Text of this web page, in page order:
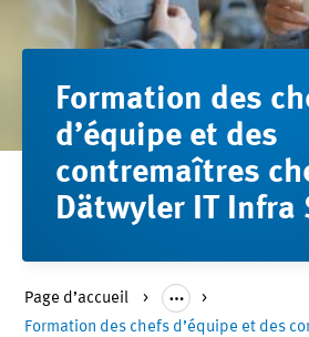
Formation des
d’équipe et des
contremaîtres
Dätwyler IT Infra
Page d’accueil
Formation des chefs d’équipe et des